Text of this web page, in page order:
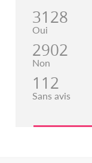
3128
Oui
2902
Non
112
Sans avis